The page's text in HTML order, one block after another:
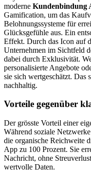
moderne Kundenbindung
Gamification, um das
Belohnungssysteme für
Glücksgefühle aus. Ein
Effekt. Durch das Icon auf
Unternehmen im Sichtfeld
dabei durch Exklusivität.
personalisierte Angebote
sie sich wertgeschätzt. Das
nachhaltig.
Vorteile gegenüber
Der grösste Vorteil einer
Während soziale
die organische Reichweite
App zu 100 Prozent. Sie
Nachricht, ohne
wertvolle Daten.